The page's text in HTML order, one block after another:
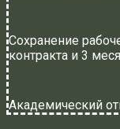
Сохранение
контракта и 3
Академический